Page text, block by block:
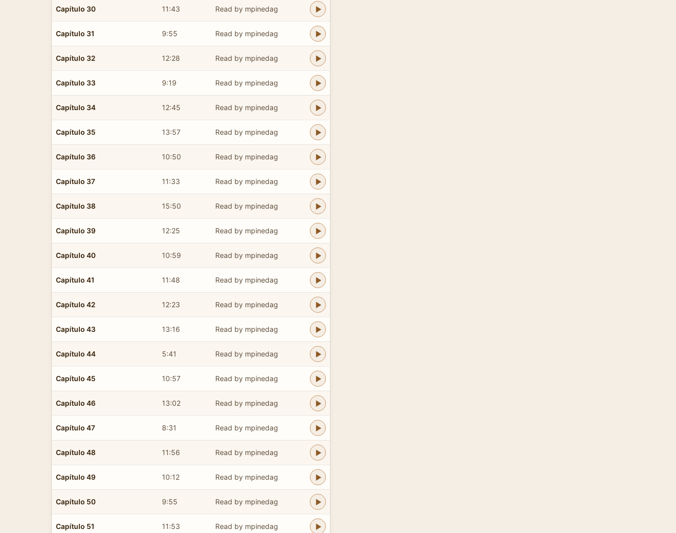
Capítulo 30 11:43 Read by mpinedag
Capítulo 31 9:55 Read by mpinedag
Capítulo 32 12:28 Read by mpinedag
Capítulo 33 9:19 Read by mpinedag
Capítulo 34 12:45 Read by mpinedag
Capítulo 35 13:57 Read by mpinedag
Capítulo 36 10:50 Read by mpinedag
Capítulo 37 11:33 Read by mpinedag
Capítulo 38 15:50 Read by mpinedag
Capítulo 39 12:25 Read by mpinedag
Capítulo 40 10:59 Read by mpinedag
Capítulo 41 11:48 Read by mpinedag
Capítulo 42 12:23 Read by mpinedag
Capítulo 43 13:16 Read by mpinedag
Capítulo 44 5:41 Read by mpinedag
Capítulo 45 10:57 Read by mpinedag
Capítulo 46 13:02 Read by mpinedag
Capítulo 47 8:31 Read by mpinedag
Capítulo 48 11:56 Read by mpinedag
Capítulo 49 10:12 Read by mpinedag
Capítulo 50 9:55 Read by mpinedag
Capítulo 51 11:53 Read by mpinedag